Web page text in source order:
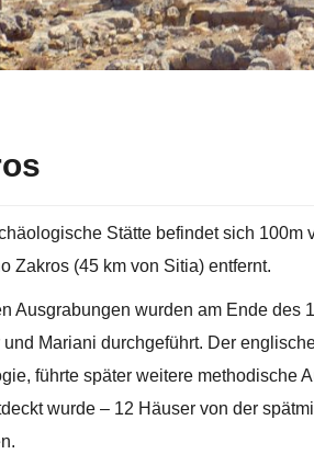
Stätte befindet sich
Zakros (45 km von Sitia) entfernt.
Ausgrabungen wurden am Ende des
und Mariani durchgeführt. Der
führte später weitere methodische
wurde – 12 Häuser von der